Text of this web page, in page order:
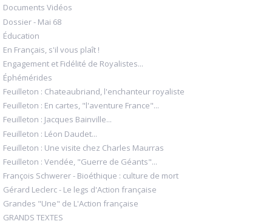
Documents Vidéos
Dossier - Mai 68
Éducation
En Français, s'il vous plaît !
Engagement et Fidélité de Royalistes...
Éphémérides
Feuilleton : Chateaubriand, l'enchanteur royaliste
Feuilleton : En cartes, "l'aventure France"...
Feuilleton : Jacques Bainville...
Feuilleton : Léon Daudet...
Feuilleton : Une visite chez Charles Maurras
Feuilleton : Vendée, "Guerre de Géants"...
François Schwerer - Bioéthique : culture de mort
Gérard Leclerc - Le legs d'Action française
Grandes "Une" de L'Action française
GRANDS TEXTES